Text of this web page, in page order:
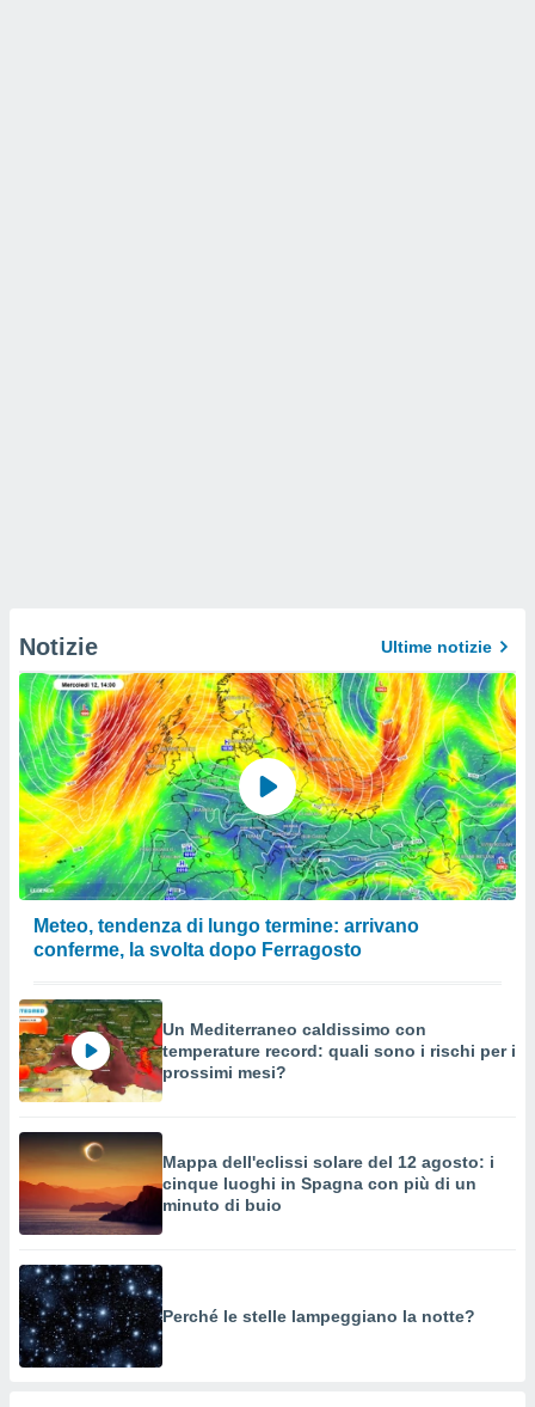
Notizie Ultime notizie
Meteo, tendenza di lungo termine: arrivano
conferme, la svolta dopo Ferragosto
Un Mediterraneo caldissimo con
temperature record: quali sono i rischi per i
prossimi mesi?
Mappa dell'eclissi solare del 12 agosto: i
cinque luoghi in Spagna con più di un
minuto di buio
Perché le stelle lampeggiano la notte?